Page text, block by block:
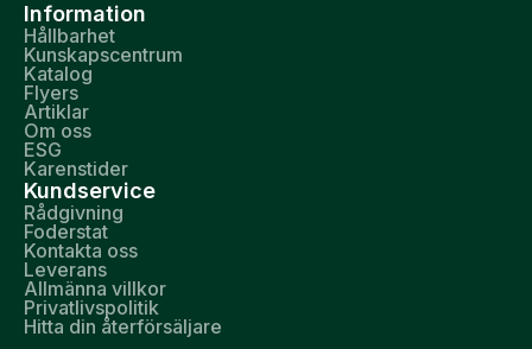
Information
Hållbarhet
Kunskapscentrum
Katalog
Flyers
Artiklar
Om oss
ESG
Karenstider
Kundservice
Rådgivning
Foderstat
Kontakta oss
Leverans
Allmänna villkor
Privatlivspolitik
Hitta din återförsäljare